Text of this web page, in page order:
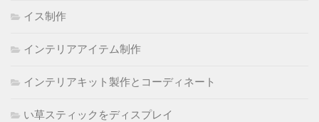
イス制作
インテリアアイテム制作
インテリアキット製作とコーディネート
い草スティックをディスプレイ